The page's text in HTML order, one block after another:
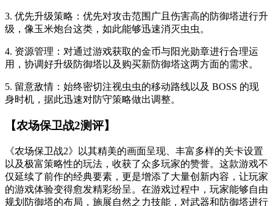
3. 优先升级策略：优先对攻击范围广且伤害高的防御塔进行升
级，像玉米炮台这类，如此能够迅速消灭虫虫。
4. 资源管理：对通过游戏获取的金币与阳光勋章进行合理运
用，协调好升级防御塔以及购买新防御塔这两方面的需求。
5. 留意敌情：始终密切注视虫虫的移动路线以及 BOSS 的现
身时机，据此迅速对防守策略做出调整。
【农场保卫战2测评】
《农场保卫战2》以其精美的画面呈现、丰富多样的关卡设置
以及极富策略性的玩法，收获了众多玩家的赞誉。这款游戏不
仅延续了前作的经典要素，更是增添了大量创新内容，让玩家
的游戏体验变得愈发精彩纷呈。在游戏过程中，玩家能够自由
规划防御塔的布局，施展自然之力技能，对武器和防御塔进行